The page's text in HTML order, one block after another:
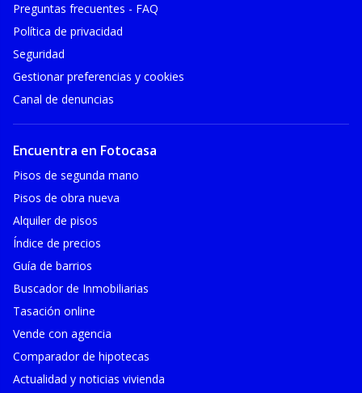
Preguntas frecuentes - FAQ
Política de privacidad
Seguridad
Gestionar preferencias y cookies
Canal de denuncias
Encuentra en Fotocasa
Pisos de segunda mano
Pisos de obra nueva
Alquiler de pisos
Índice de precios
Guía de barrios
Buscador de Inmobiliarias
Tasación online
Vende con agencia
Comparador de hipotecas
Actualidad y noticias vivienda